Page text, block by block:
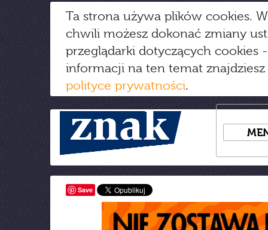
Ta strona używa plików cookies.
chwili możesz dokonać zmiany
przeglądarki dotyczących cookies
informacji na ten temat
polityce prywatności.
Save